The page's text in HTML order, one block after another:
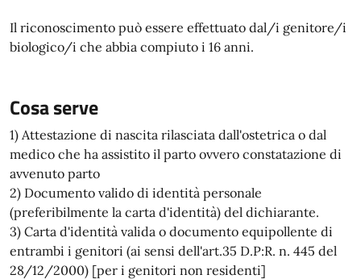
Il riconoscimento può essere effettuato dal/i genitore/i
biologico/i che abbia compiuto i 16 anni.
Cosa serve
1) Attestazione di nascita rilasciata dall'ostetrica o dal
medico che ha assistito il parto ovvero constatazione di
avvenuto parto
2) Documento valido di identità personale
(preferibilmente la carta d'identità) del dichiarante.
3) Carta d'identità valida o documento equipollente di
entrambi i genitori (ai sensi dell'art.35 D.P:R. n. 445 del
28/12/2000) [per i genitori non residenti]